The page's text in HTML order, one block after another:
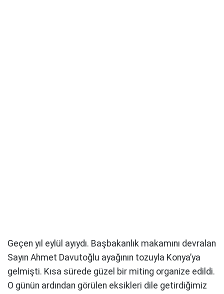
Geçen yıl eylül ayıydı. Başbakanlık makamını devralan
Sayın Ahmet Davutoğlu ayağının tozuyla Konya’ya
gelmişti. Kısa sürede güzel bir miting organize edildi.
O günün ardından görülen eksikleri dile getirdiğimiz